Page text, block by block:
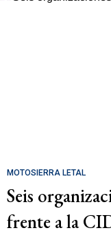
MOTOSIERRA LETAL
Seis
frente a la